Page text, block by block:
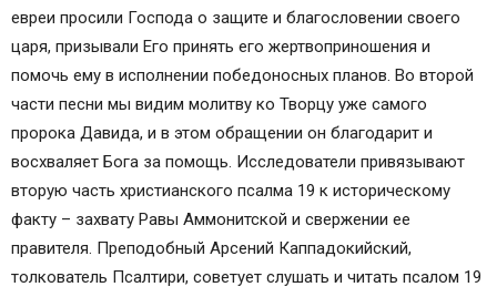
евреи просили Господа о защите и благословении своего
царя, призывали Его принять его жертвоприношения и
помочь ему в исполнении победоносных планов. Во второй
части песни мы видим молитву ко Творцу уже самого
пророка Давида, и в этом обращении он благодарит и
восхваляет Бога за помощь. Исследователи привязывают
вторую часть христианского псалма 19 к историческому
факту – захвату Равы Аммонитской и свержении ее
правителя. Преподобный Арсений Каппадокийский,
толкователь Псалтири, советует слушать и читать псалом 19